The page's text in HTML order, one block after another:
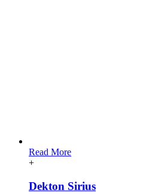
Read More
+
Dekton Sirius